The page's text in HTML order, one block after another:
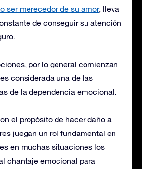
ser merecedor de su amor, lleva
de conseguir su atención
por lo general comienzan
considerada una de las
de la dependencia emocional.
el propósito de hacer daño a
juegan un rol fundamental en
en muchas situaciones los
chantaje emocional para